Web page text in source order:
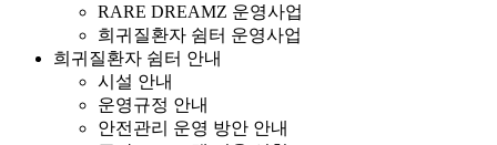
RARE DREAMZ 운영사업
희귀질환자 쉼터 운영사업
희귀질환자 쉼터 안내
시설 안내
운영규정 안내
안전관리 운영 방안 안내